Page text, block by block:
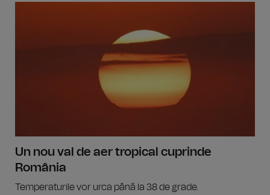
Un nou val de aer tropical cuprinde
România
Temperaturile vor urca până la 38 de grade.